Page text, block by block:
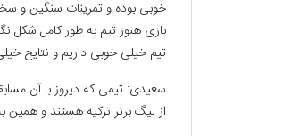
خوبی بوده و تمرینات سنگین و
بازی هنوز تیم به طور کامل شکل
تیم خیلی خوبی داریم و نتایح
سعیدی: تیمی که دیروز با آن
از لیگ برتر ترکیه هستند و